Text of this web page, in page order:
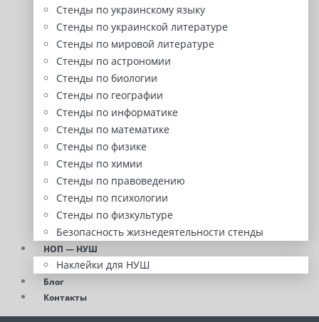
Стенды по украинскому языку
Стенды по украинской литературе
Стенды по мировой литературе
Стенды по астрономии
Стенды по биологии
Стенды по географии
Стенды по информатике
Стенды по математике
Стенды по физике
Стенды по химии
Стенды по правоведению
Стенды по психологии
Стенды по физкультуре
Безопасность жизнедеятельности стенды
НОП — НУШ
Наклейки для НУШ
Блог
Контакты